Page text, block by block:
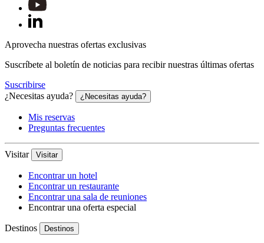
Aprovecha nuestras ofertas exclusivas
Suscríbete al boletín de noticias para recibir nuestras últimas ofertas
Suscribirse
¿Necesitas ayuda?
¿Necesitas ayuda?
Mis reservas
Preguntas frecuentes
Visitar Visitar
Encontrar un hotel
Encontrar un restaurante
Encontrar una sala de reuniones
Encontrar una oferta especial
Destinos Destinos